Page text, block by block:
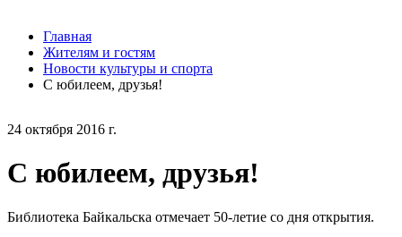
24 октября 2016 г.
С юбилеем, друзья!
Библиотека Байкальска отмечает 50-летие со дня открытия.
Главная
Жителям и гостям
Новости культуры и спорта
С юбилеем, друзья!